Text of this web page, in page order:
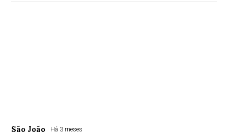
São João Há 3 meses